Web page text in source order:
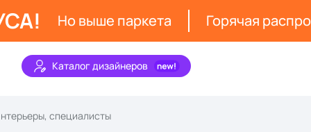
Но выше паркета Горячая
Каталог дизайнеров